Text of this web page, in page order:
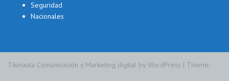
Seguridad
Nacionales
Tikinauta Comunicación y Marketing digital by WordPress | Theme: